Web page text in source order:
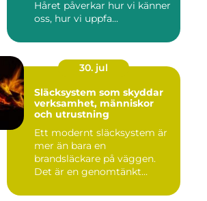
Håret påverkar hur vi känner
oss, hur vi uppfa...
30. jul
Släcksystem som skyddar
verksamhet, människor
och utrustning
Ett modernt släcksystem är
mer än bara en
brandsläckare på väggen.
Det är en genomtänkt